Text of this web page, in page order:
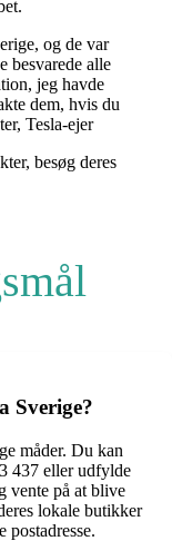
og de var
besvarede alle
jeg havde
dem, hvis du
Tesla-ejer
besøg deres
Sverige?
måder. Du kan
437 eller udfylde
vente på at blive
lokale butikker
postadresse.